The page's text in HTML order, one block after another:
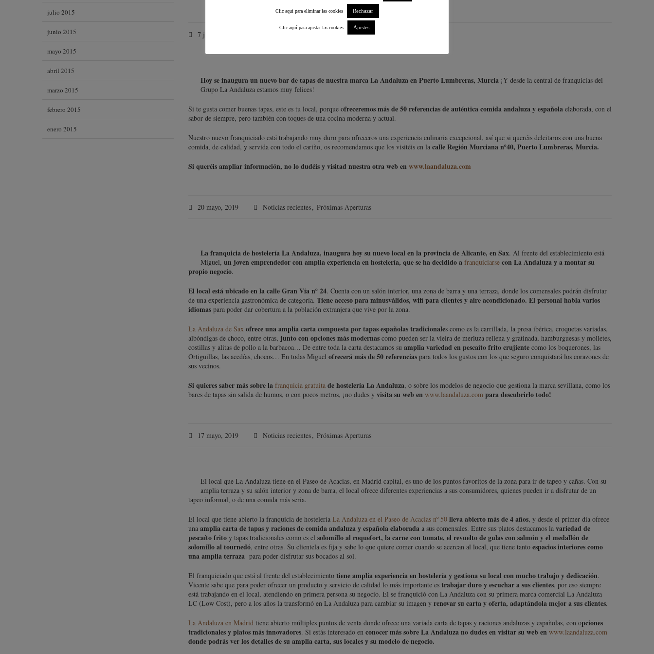
julio 2015
junio 2015
mayo 2015
abril 2015
marzo 2015
febrero 2015
enero 2015
7 junio, 2019 Próximas Aperturas
Hoy se inaugura un nuevo bar de tapas de nuestra marca La Andaluza en Puerto Lumbreras, Murcia ¡Y desde la central de franquicias del
Grupo La Andaluza estamos muy felices!
Si te gusta comer buenas tapas, este es tu local, porque ofreceremos más de 50 referencias de auténtica comida andaluza y española elaborada, con el
sabor de siempre, pero también con toques de una cocina moderna y actual.
Nuestro nuevo franquiciado está trabajando muy duro para ofreceros una experiencia culinaria excepcional, así que si queréis deleitaros con una buena
comida, de calidad, y servida con todo el cariño, os recomendamos que los visitéis en la calle Región Murciana nº40, Puerto Lumbreras, Murcia.
Si queréis ampliar información, no lo dudéis y visitad nuestra otra web enwww.laandaluza.com
20 mayo, 2019 Noticias recientes, Próximas Aperturas
La franquicia de hostelería La Andaluza, inaugura hoy su nuevo local en la provincia de Alicante, en Sax. Al frente del establecimiento está
Miguel, un joven emprendedor con amplia experiencia en hostelería, que se ha decidido a franquiciarse con La Andaluza y a montar su
propio negocio.
El local está ubicado en la calle Gran Vía nº 24. Cuenta con un salón interior, una zona de barra y una terraza, donde los comensales podrán disfrutar
de una experiencia gastronómica de categoría. Tiene acceso para minusválidos, wifi para clientes y aire acondicionado. El personal habla varios
idiomas para poder dar cobertura a la población extranjera que vive por la zona.
La Andaluza de Sax ofrece una amplia carta compuesta por tapas españolas tradicionales como es la carrillada, la presa ibérica, croquetas variadas,
albóndigas de choco, entre otras, junto con opciones más modernas como pueden ser la vieira de merluza rellena y gratinada, hamburguesas y molletes,
costillas y alitas de pollo a la barbacoa… De entre toda la carta destacamos su amplia variedad en pescaíto frito crujiente como los boquerones, las
Ortiguillas, las acedías, chocos… En todas Miguel ofrecerá más de 50 referencias para todos los gustos con los que seguro conquistará los corazones de
sus vecinos.
Si quieres saber más sobre la franquicia gratuita de hostelería La Andaluza, o sobre los modelos de negocio que gestiona la marca sevillana, como los
bares de tapas sin salida de humos, o con pocos metros, ¡no dudes y visita su web en www.laandaluza.com para descubrirlo todo!
17 mayo, 2019 Noticias recientes, Próximas Aperturas
El local que La Andaluza tiene en el Paseo de Acacias, en Madrid capital, es uno de los puntos favoritos de la zona para ir de tapeo y cañas. Con su
amplia terraza y su salón interior y zona de barra, el local ofrece diferentes experiencias a sus consumidores, quienes pueden ir a disfrutar de un
tapeo informal, o de una comida más seria.
El local que tiene abierto la franquicia de hostelería La Andaluza en el Paseo de Acacias nº 50 lleva abierto más de 4 años, y desde el primer día ofrece
una amplia carta de tapas y raciones de comida andaluza y española elaborada a sus comensales. Entre sus platos destacamos la variedad de
pescaíto frito y tapas tradicionales como es el solomillo al roquefort, la carne con tomate, el revuelto de gulas con salmón y el medallón de
solomillo al tournedó, entre otras. Su clientela es fija y sabe lo que quiere comer cuando se acercan al local, que tiene tanto espacios interiores como
una amplia terraza para poder disfrutar sus bocados al sol.
El franquiciado que está al frente del establecimiento tiene amplia experiencia en hostelería y gestiona su local con mucho trabajo y dedicación.
Vicente sabe que para poder ofrecer un producto y servicio de calidad lo más importante es trabajar duro y escuchar a sus clientes, por eso siempre
está trabajando en el local, atendiendo en primera persona su negocio. El se franquició con La Andaluza con su primera marca comercial La Andaluza
LC (Low Cost), pero a los años la transformó en La Andaluza para cambiar su imagen y renovar su carta y oferta, adaptándola mejor a sus clientes.
La Andaluza en Madrid tiene abierto múltiples puntos de venta donde ofrece una variada carta de tapas y raciones andaluzas y españolas, con opciones
tradicionales y platos más innovadores. Si estás interesado en conocer más sobre La Andaluza no dudes en visitar su web en www.laandaluza.com
donde podrás ver los detalles de su amplia carta, sus locales y su modelo de negocio.
Clic aquí para eliminar las cookies Rechazar
Clic aquí para ajustar las cookies Ajustes